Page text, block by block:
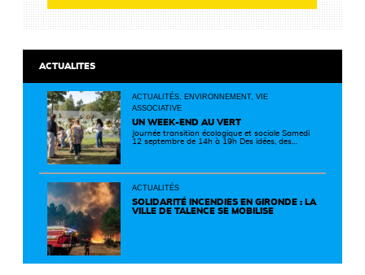
ACTUALITES
ACTUALITÉS, ENVIRONNEMENT, VIE
ASSOCIATIVE
UN WEEK-END AU VERT
Journée transition écologique et sociale Samedi
12 septembre de 14h à 19h Des idées, des
un territoire plus durable et solidaire.
ACTUALITÉS
SOLIDARITÉ INCENDIES EN GIRONDE : LA
VILLE DE TALENCE SE MOBILISE